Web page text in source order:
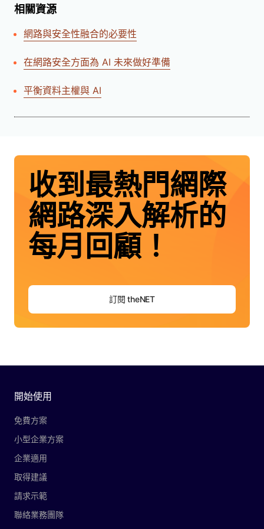
相關資源
網路與安全性融合的必要性
在網路安全方面為 AI 未來做好準備
平衡資料主權與 AI
收到最熱門網際
網路深入解析的
每月回顧！
訂閱 theNET
開始使用
免費方案
小型企業方案
企業適用
取得建議
請求示範
聯絡業務團隊